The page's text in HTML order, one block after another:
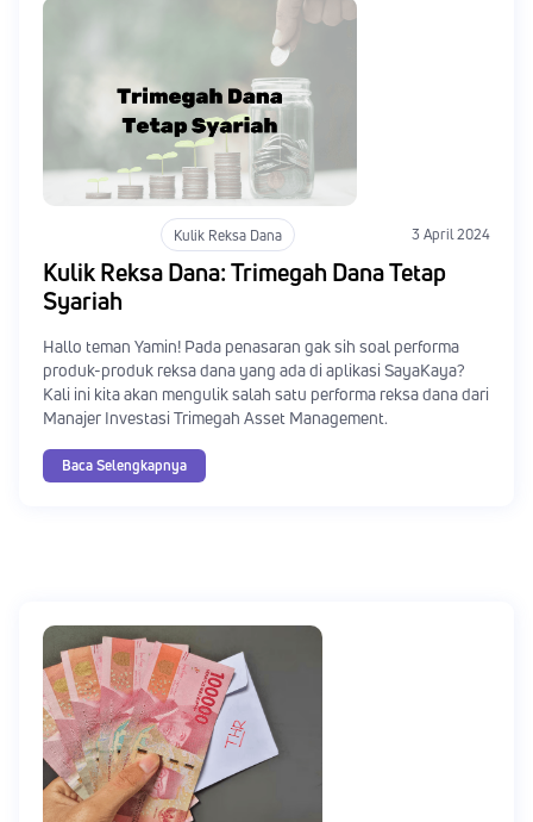
Kulik Reksa Dana 3 April 2024
Kulik Reksa Dana: Trimegah Dana Tetap
Syariah
Hallo teman Yamin! Pada penasaran gak sih soal performa
produk-produk reksa dana yang ada di aplikasi SayaKaya?
Kali ini kita akan mengulik salah satu performa reksa dana dari
Manajer Investasi Trimegah Asset Management.
Baca Selengkapnya